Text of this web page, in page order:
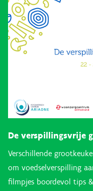
De verspillingsvrije
Verschillende
om voedselverspilling
filmpjes boordevol tips